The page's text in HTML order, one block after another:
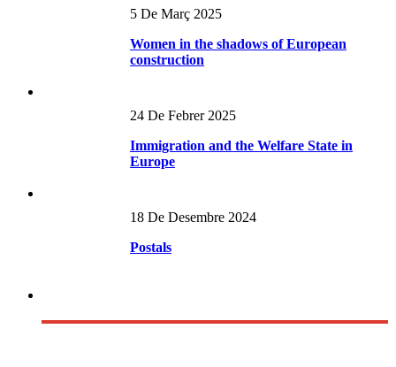
5 De Març 2025
Women in the shadows of European
construction
24 De Febrer 2025
Immigration and the Welfare State in
Europe
18 De Desembre 2024
Postals